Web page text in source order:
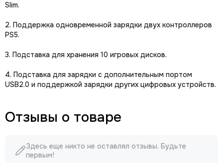
Slim.
2. Поддержка одновременной зарядки двух контроллеров
PS5.
3. Подставка для хранения 10 игровых дисков.
4. Подставка для зарядки с дополнительным портом
USB2.0 и поддержкой зарядки других цифровых устройств.
Отзывы о товаре
Здесь еще никто не оставлял отзывы. Будьте
первым!